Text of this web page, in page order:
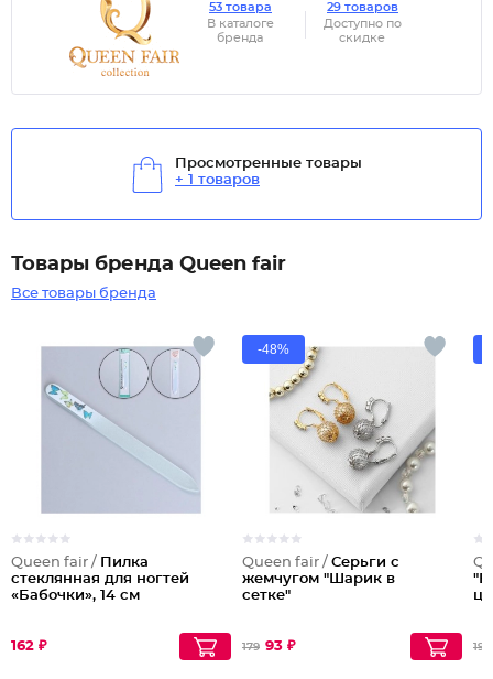
53 товара
В каталоге
бренда
29 товаров
Доступно по
скидке
Просмотренные товары
+ 1 товаров
Товары бренда Queen fair
Все товары бренда
Queen fair / Пилка
стеклянная для ногтей
«Бабочки», 14 см
162 ₽
-48%
Queen fair / Серьги с
жемчугом "Шарик в
сетке"
179 93 ₽ 196